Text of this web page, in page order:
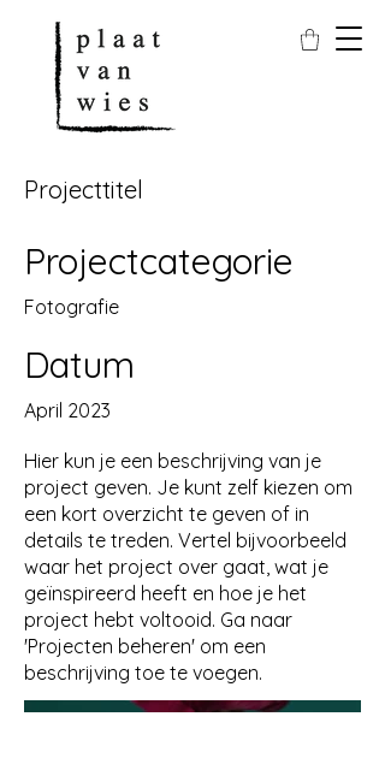
Projecttitel
Projectcategorie
Fotografie
Datum
April 2023
Hier kun je een beschrijving van je
project geven. Je kunt zelf kiezen om
een kort overzicht te geven of in
details te treden. Vertel bijvoorbeeld
waar het project over gaat, wat je
geïnspireerd heeft en hoe je het
project hebt voltooid. Ga naar
'Projecten beheren' om een
beschrijving toe te voegen.